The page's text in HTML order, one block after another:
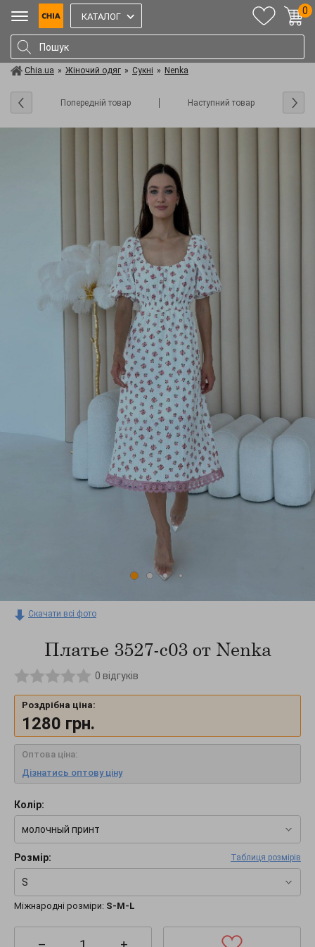
КАТАЛОГ
0
Chia.ua » Жіночий одяг » Сукні » Nenka
Попередній товар Наступний товар
Скачати всі фото
Платье 3527-c03 от Nenka
0 відгуків
Роздрібна ціна:
1280 грн.
Оптова ціна:
Дізнатись оптову ціну
Колір:
молочный принт
Розмір: Таблиця розмірів
S
Міжнародні розміри: S-M-L